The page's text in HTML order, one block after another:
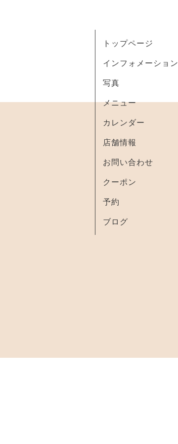
トップページ
インフォメーション
写真
メニュー
カレンダー
店舗情報
お問い合わせ
クーポン
予約
ブログ